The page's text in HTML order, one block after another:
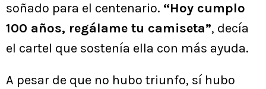
soñado para el centenario. “Hoy cumplo
100 años, regálame tu camiseta”, decía
el cartel que sostenía ella con más ayuda.
A pesar de que no hubo triunfo, sí hubo